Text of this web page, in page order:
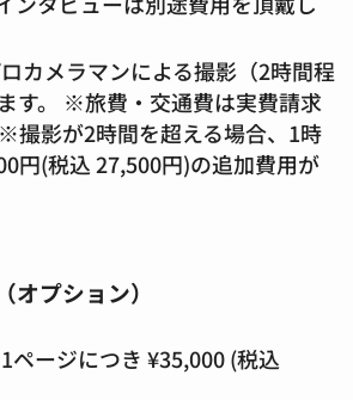
カメラマンによる撮影（2時間程
す。 ※旅費・交通費は実費請求
撮影が2時間を超える場合、1時
円(税込 27,500円)の追加費用が
プション）
1ページにつき ¥35,000 (税込